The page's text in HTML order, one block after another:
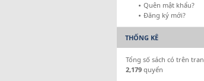
Quên mật khẩu?
Đăng ký mới?
THỐNG KÊ
Tổng số sách có trên
2,179 quyển